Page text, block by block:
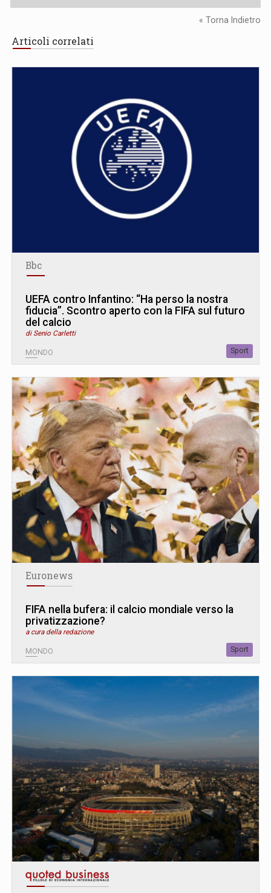
« Torna Indietro
Articoli correlati
Bbc
UEFA contro Infantino: “Ha perso la nostra
fiducia”. Scontro aperto con la FIFA sul futuro
del calcio
di Senio Carletti
MONDO Sport
Euronews
FIFA nella bufera: il calcio mondiale verso la
privatizzazione?
a cura della redazione
MONDO Sport